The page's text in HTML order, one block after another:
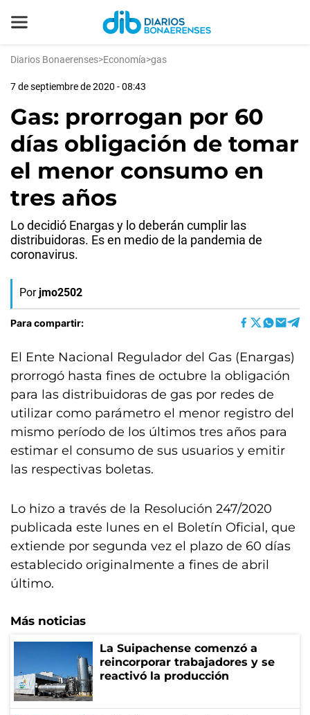
Diarios Bonaerenses>Economía>gas
7 de septiembre de 2020 - 08:43
Gas: prorrogan por 60
días obligación de tomar
el menor consumo en
tres años
Lo decidió Enargas y lo deberán cumplir las
distribuidoras. Es en medio de la pandemia de
coronavirus.
Por jmo2502
Para compartir:
El Ente Nacional Regulador del Gas (Enargas)
prorrogó hasta fines de octubre la obligación
para las distribuidoras de gas por redes de
utilizar como parámetro el menor registro del
mismo período de los últimos tres años para
estimar el consumo de sus usuarios y emitir
las respectivas boletas.
Lo hizo a través de la Resolución 247/2020
publicada este lunes en el Boletín Oficial, que
extiende por segunda vez el plazo de 60 días
establecido originalmente a fines de abril
último.
Más noticias
La Suipachense comenzó a
reincorporar trabajadores y se
reactivó la producción